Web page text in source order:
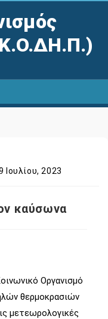
Ιουλίου, 2023
καύσωνα
Οργανισμό
θερμοκρασιών
μετεωρολογικές